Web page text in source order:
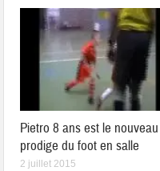
Pietro 8 ans est le nouveau
prodige du foot en salle
2 juillet 2015